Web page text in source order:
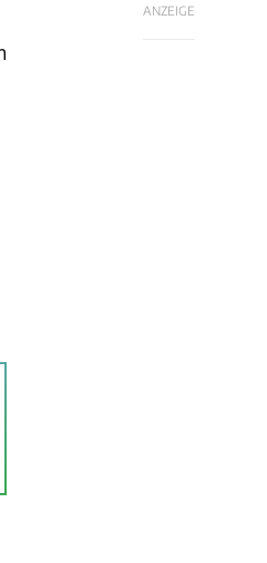
ANZEIGE